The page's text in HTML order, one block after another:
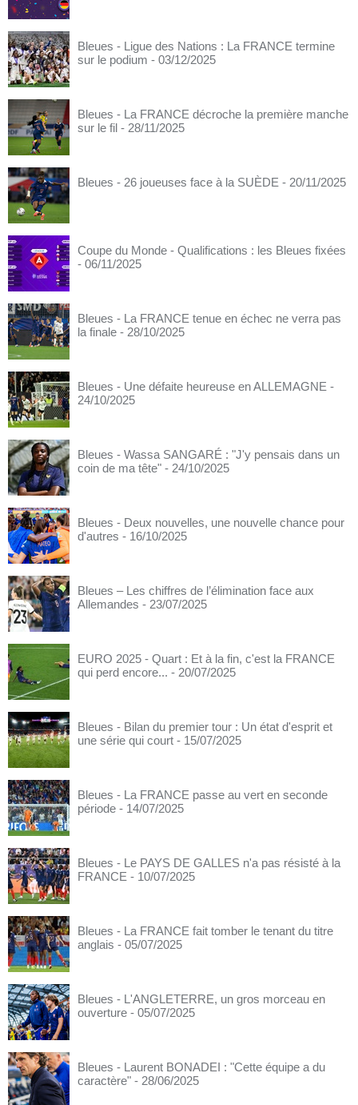
Bleues - Ligue des Nations : La FRANCE termine
sur le podium - 03/12/2025
Bleues - La FRANCE décroche la première manche
sur le fil - 28/11/2025
Bleues - 26 joueuses face à la SUÈDE - 20/11/2025
Coupe du Monde - Qualifications : les Bleues fixées
- 06/11/2025
Bleues - La FRANCE tenue en échec ne verra pas
la finale - 28/10/2025
Bleues - Une défaite heureuse en ALLEMAGNE -
24/10/2025
Bleues - Wassa SANGARÉ : "J'y pensais dans un
coin de ma tête" - 24/10/2025
Bleues - Deux nouvelles, une nouvelle chance pour
d'autres - 16/10/2025
Bleues – Les chiffres de l’élimination face aux
Allemandes - 23/07/2025
EURO 2025 - Quart : Et à la fin, c'est la FRANCE
qui perd encore... - 20/07/2025
Bleues - Bilan du premier tour : Un état d'esprit et
une série qui court - 15/07/2025
Bleues - La FRANCE passe au vert en seconde
période - 14/07/2025
Bleues - Le PAYS DE GALLES n'a pas résisté à la
FRANCE - 10/07/2025
Bleues - La FRANCE fait tomber le tenant du titre
anglais - 05/07/2025
Bleues - L'ANGLETERRE, un gros morceau en
ouverture - 05/07/2025
Bleues - Laurent BONADEI : "Cette équipe a du
caractère" - 28/06/2025